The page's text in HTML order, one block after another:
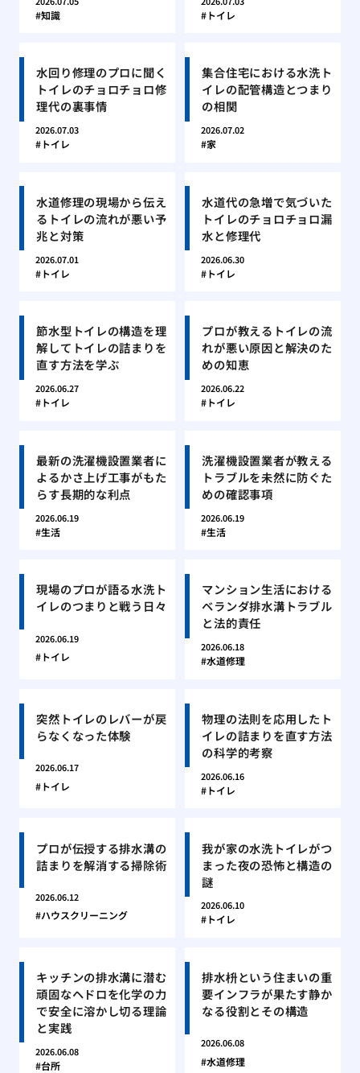
知識 トイレ
水回り修理のプロに聞く
トイレのチョロチョロ修
理代の裏事情
2026.07.03
トイレ
集合住宅における水洗ト
イレの配管構造とつまり
の相関
2026.07.02
家
水道修理の現場から伝え
るトイレの流れが悪い予
兆と対策
2026.07.01
トイレ
水道代の急増で気づいた
トイレのチョロチョロ漏
水と修理代
2026.06.30
トイレ
節水型トイレの構造を理
解してトイレの詰まりを
直す方法を学ぶ
2026.06.27
トイレ
プロが教えるトイレの流
れが悪い原因と解決のた
めの知恵
2026.06.22
トイレ
最新の洗濯機設置業者に
よるかさ上げ工事がもた
らす長期的な利点
2026.06.19
生活
洗濯機設置業者が教える
トラブルを未然に防ぐた
めの確認事項
2026.06.19
生活
現場のプロが語る水洗ト
イレのつまりと戦う日々
2026.06.19
トイレ
マンション生活における
ベランダ排水溝トラブル
と法的責任
2026.06.18
水道修理
突然トイレのレバーが戻
らなくなった体験
2026.06.17
トイレ
物理の法則を応用したト
イレの詰まりを直す方法
の科学的考察
2026.06.16
トイレ
プロが伝授する排水溝の
詰まりを解消する掃除術
2026.06.12
ハウスクリーニング
我が家の水洗トイレがつ
まった夜の恐怖と構造の
謎
2026.06.10
トイレ
キッチンの排水溝に潜む
頑固なヘドロを化学の力
で安全に溶かし切る理論
と実践
2026.06.08
台所
排水枡という住まいの重
要インフラが果たす静か
なる役割とその構造
2026.06.08
水道修理